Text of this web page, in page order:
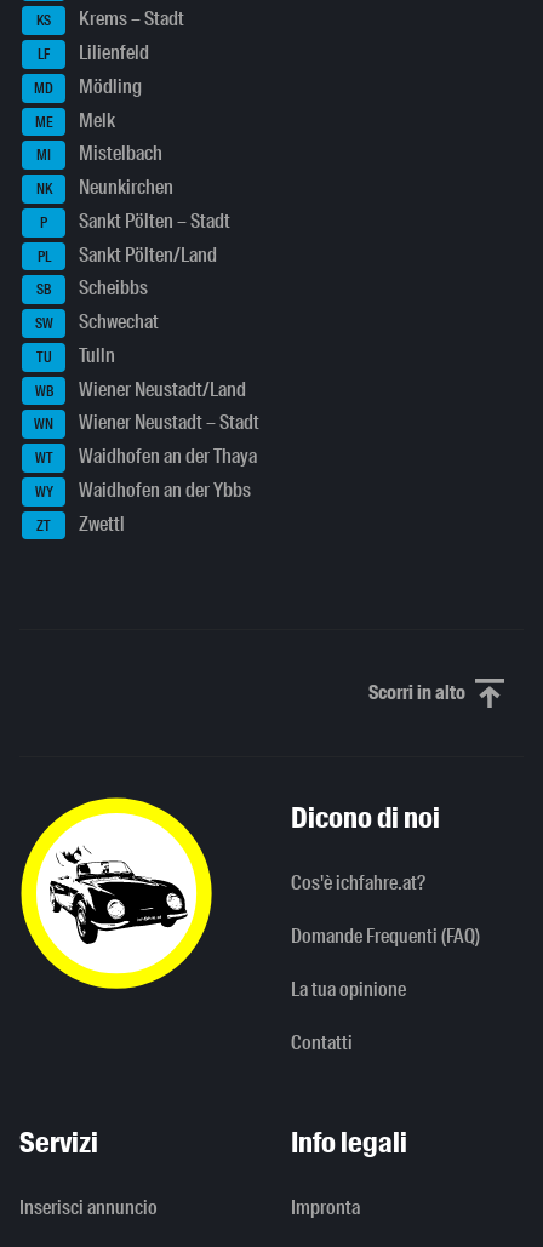
KS Krems – Stadt
LF Lilienfeld
MD Mödling
ME Melk
MI Mistelbach
NK Neunkirchen
P Sankt Pölten – Stadt
PL Sankt Pölten/Land
SB Scheibbs
SW Schwechat
TU Tulln
WB Wiener Neustadt/Land
WN Wiener Neustadt – Stadt
WT Waidhofen an der Thaya
WY Waidhofen an der Ybbs
ZT Zwettl
Scorri in altoScorri in alto
Dicono di noi
Cos'è ichfahre.at?
Domande Frequenti (FAQ)
La tua opinione
Contatti
Servizi
Inserisci annuncio
Info legali
Impronta